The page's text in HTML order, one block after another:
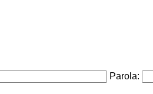
Parola: